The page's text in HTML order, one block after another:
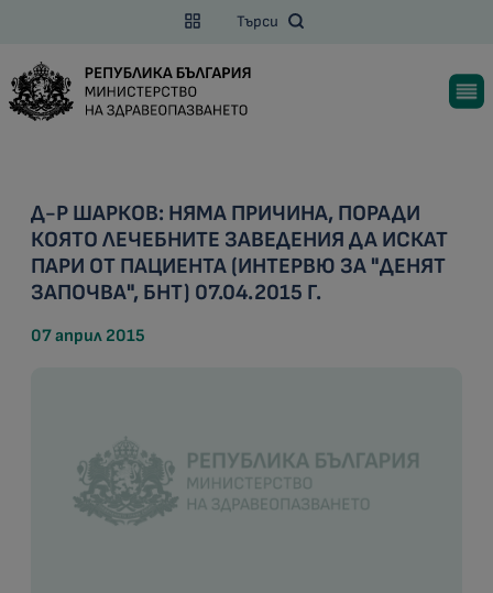
Търси
Д-Р ШАРКОВ: НЯМА ПРИЧИНА, ПОРАДИ
КОЯТО ЛЕЧЕБНИТЕ ЗАВЕДЕНИЯ ДА ИСКАТ
ПАРИ ОТ ПАЦИЕНТА (ИНТЕРВЮ ЗА "ДЕНЯТ
ЗАПОЧВА", БНТ) 07.04.2015 Г.
07 април 2015